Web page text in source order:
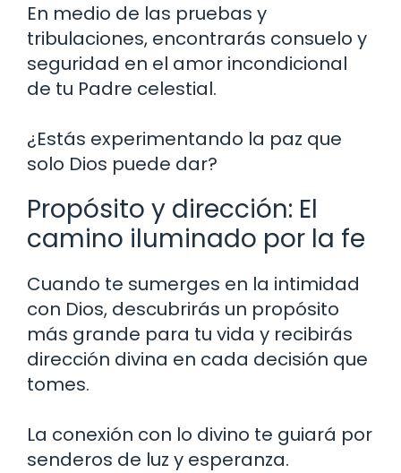
En medio de las pruebas y
tribulaciones, encontrarás consuelo y
seguridad en el amor incondicional
de tu Padre celestial.
¿Estás experimentando la paz que
solo Dios puede dar?
Propósito y dirección: El
camino iluminado por la fe
Cuando te sumerges en la intimidad
con Dios, descubrirás un propósito
más grande para tu vida y recibirás
dirección divina en cada decisión que
tomes.
La conexión con lo divino te guiará por
senderos de luz y esperanza.